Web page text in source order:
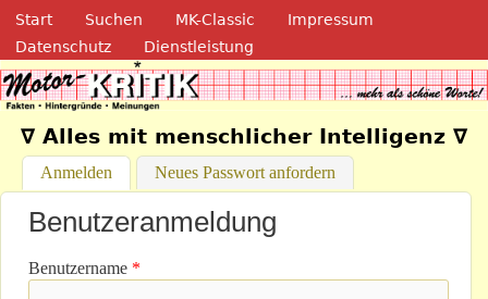
Direkt zum Inhalt
Navigation
Start Suchen MK-Classic
Impressum
Datenschutz
Dienstleistung
Motor-Kritik.de
∇ Alles mit menschlicher Intelligenz ∇
Anmelden (aktiver Reiter)
Neues Passwort anfordern
Benutzeranmeldung
Benutzername *